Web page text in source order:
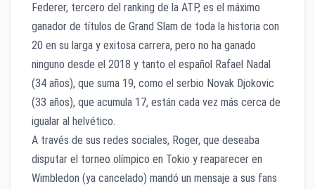
Federer, tercero del ranking de la ATP, es el máximo
ganador de títulos de Grand Slam de toda la historia con
20 en su larga y exitosa carrera, pero no ha ganado
ninguno desde el 2018 y tanto el español Rafael Nadal
(34 años), que suma 19, como el serbio Novak Djokovic
(33 años), que acumula 17, están cada vez más cerca de
igualar al helvético.
A través de sus redes sociales, Roger, que deseaba
disputar el torneo olímpico en Tokio y reaparecer en
Wimbledon (ya cancelado) mandó un mensaje a sus fans